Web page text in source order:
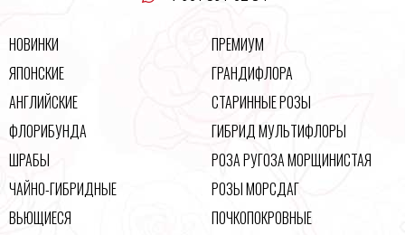
НОВИНКИ
ЯПОНСКИЕ
АНГЛИЙСКИЕ
ФЛОРИБУНДА
ШРАБЫ
ЧАЙНО-ГИБРИДНЫЕ
ВЬЮЩИЕСЯ
ПРЕМИУМ
ГРАНДИФЛОРА
СТАРИННЫЕ РОЗЫ
ГИБРИД МУЛЬТИФЛОРЫ
РОЗА РУГОЗА МОРЩИНИСТАЯ
РОЗЫ МОРСДАГ
ПОЧКОПОКРОВНЫЕ